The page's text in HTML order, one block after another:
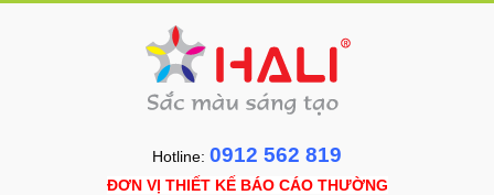
Hotline: 0912 562 819
ĐƠN VỊ THIẾT KẾ BÁO CÁO THƯỜNG